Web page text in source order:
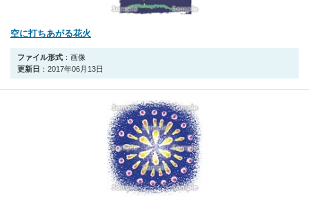
空に打ちあがる花火
ファイル形式 ：画像
更新日 ：2017年06月13日